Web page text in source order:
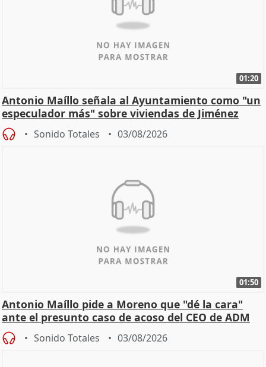
01:20
Antonio Maíllo señala al Ayuntamiento como "un
especulador más" sobre viviendas de Jiménez
Becerril
Sonido Totales 03/08/2026
01:50
Antonio Maíllo pide a Moreno que "dé la cara"
ante el presunto caso de acoso del CEO de ADM
Sonido Totales 03/08/2026